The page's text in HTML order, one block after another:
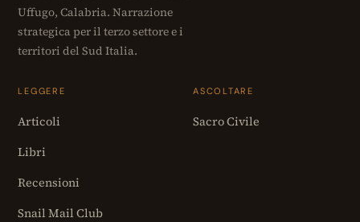
Uffugo, Calabria. Narrazione
strategica per il terzo settore e i
territori del Sud Italia.
LEGGERE
Articoli
Libri
Recensioni
Snail Mail Club
ASCOLTARE
Sacro Civile